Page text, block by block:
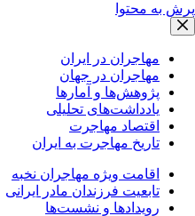
پرش به محتوا
مهاجران در ایران
مهاجران در جهان
پژوهش‌ها و آمارها
یادداشت‌های تحلیلی
اقتصاد مهاجرت
تاریخ مهاجرت به ایران
اقامت ویژه مهاجران نخبه
تابعیت فرزندان مادر ایرانی
رویدادها و نشست‌ها